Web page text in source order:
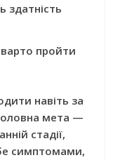
здатність
пройти
навіть за
мета —
стадії,
симптомами,